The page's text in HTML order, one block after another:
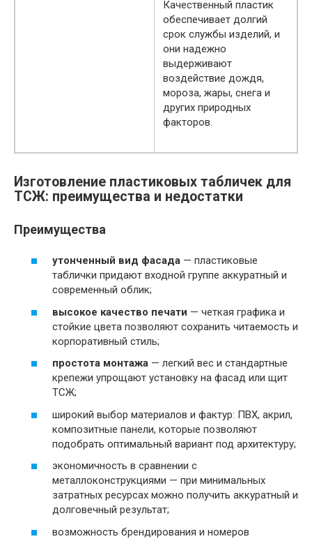
Качественный пластик
обеспечивает долгий
срок службы изделий, и
они надежно
выдерживают
воздействие дождя,
мороза, жары, снега и
других природных
факторов.
Изготовление пластиковых табличек для
ТСЖ: преимущества и недостатки
Преимущества
утонченный вид фасада — пластиковые
таблички придают входной группе аккуратный и
современный облик;
высокое качество печати — четкая графика и
стойкие цвета позволяют сохранить читаемость и
корпоративный стиль;
простота монтажа — легкий вес и стандартные
крепежи упрощают установку на фасад или щит
ТСЖ;
широкий выбор материалов и фактур: ПВХ, акрил,
композитные панели, которые позволяют
подобрать оптимальный вариант под архитектуру;
экономичность в сравнении с
металлоконструкциями — при минимальных
затратных ресурсах можно получить аккуратный и
долговечный результат;
возможность брендирования и номеров